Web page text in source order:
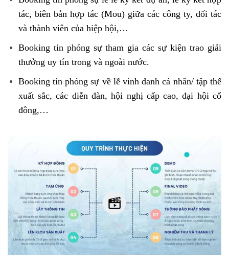
tác, biên bản hợp tác (Mou) giữa các công ty, đối tác
và thành viên của hiệp hội,…
Booking tin phóng sự tham gia các sự kiện trao giải
thưởng uy tín trong và ngoài nước.
Booking tin phóng sự về lễ vinh danh cá nhân/ tập thể
xuất sắc, các diễn đàn, hội nghị cấp cao, đại hội cổ
đông,…